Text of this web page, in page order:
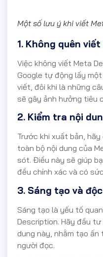
Một số lưu ý khi viết
1. Không quên
Việc không viết Meta
Google tự động lấy
viết, đôi khi là những
sẽ gây ảnh hưởng tiêu
2. Kiểm tra nội
Trước khi xuất bản,
toàn bộ nội dung của
sót. Điều này sẽ giúp
đều chính xác và có
3. Sáng tạo và
Sáng tạo là yếu tố
Description. Hãy đầu
dung này, nhằm tạo ấn
người đọc.